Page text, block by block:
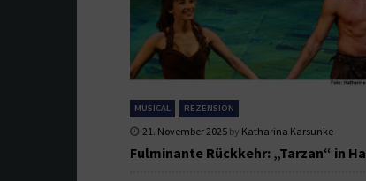
MUSICAL REZENSION
21. November 2025 by Katharina Karsunke
Fulminante Rückkehr: „Tarzan“ in